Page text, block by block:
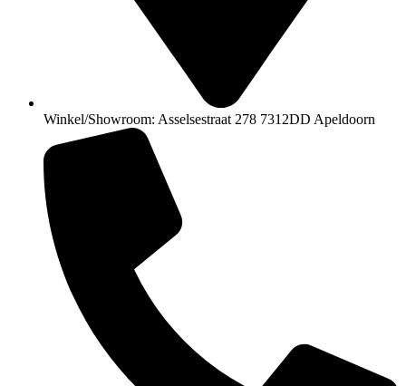
Winkel/Showroom: Asselsestraat 278 7312DD Apeldoorn